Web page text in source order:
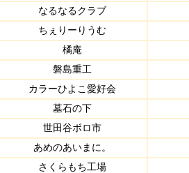
なるなるクラブ
ちぇりーりうむ
橘庵
磐島重工
カラーひよこ愛好会
墓石の下
世田谷ボロ市
あめのあいまに。
さくらもち工場